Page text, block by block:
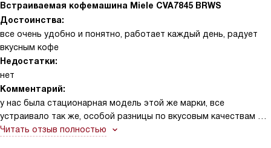
Встраиваемая кофемашина Miele CVA7845 BRWS
Достоинства:
все очень удобно и понятно, работает каждый день, радует
вкусным кофе
Недостатки:
нет
Комментарий:
у нас была стационарная модель этой же марки, все
устраивало так же, особой разницы по вкусовым качествам не
вижу, тут просто больше функций и конечно в интерьере
Читать отзыв полностью